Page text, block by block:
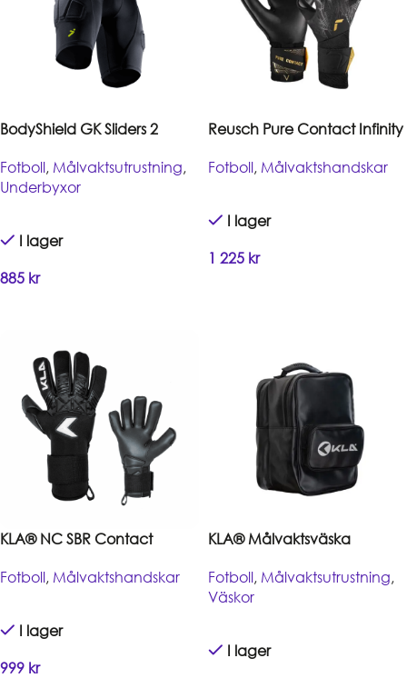
BodyShield GK Sliders 2
Fotboll, Målvaktsutrustning,
Underbyxor
I lager
885 kr
Reusch Pure Contact Infinity
Fotboll, Målvaktshandskar
I lager
1 225 kr
KLA® NC SBR Contact
Fotboll, Målvaktshandskar
I lager
999 kr
KLA® Målvaktsväska
Fotboll, Målvaktsutrustning,
Väskor
I lager